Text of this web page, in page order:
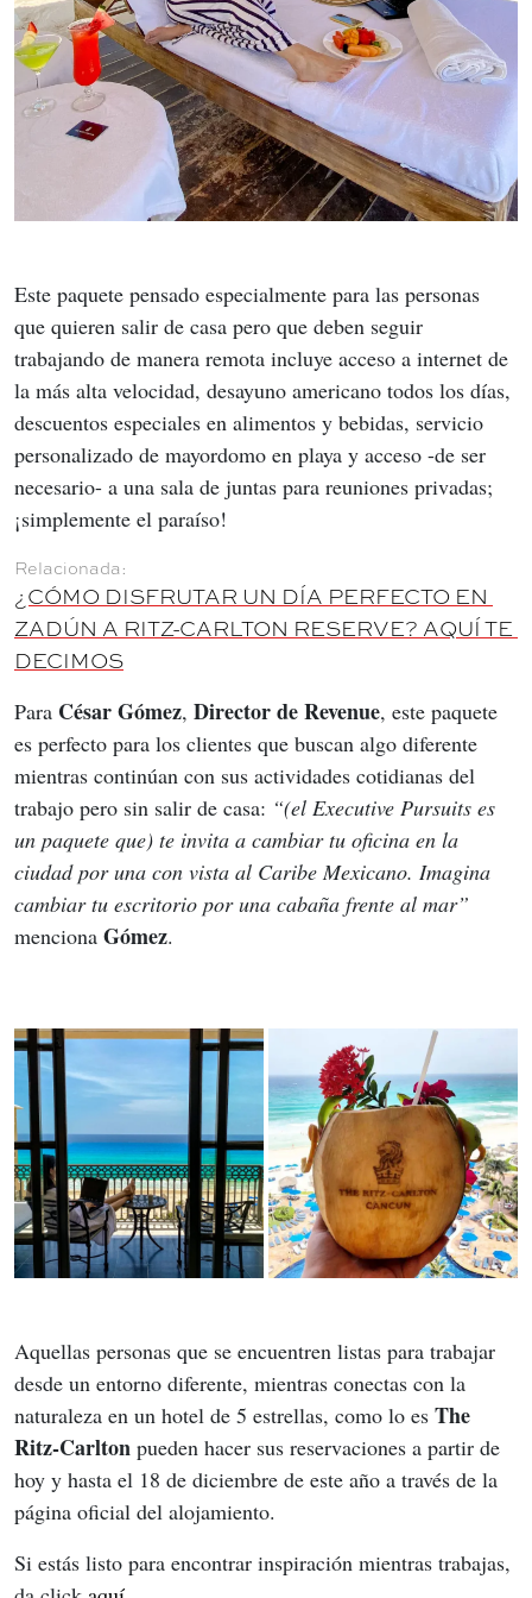
Este paquete pensado especialmente para las personas
que quieren salir de casa pero que deben seguir
trabajando de manera remota incluye acceso a internet de
la más alta velocidad, desayuno americano todos los días,
descuentos especiales en alimentos y bebidas, servicio
personalizado de mayordomo en playa y acceso -de ser
necesario- a una sala de juntas para reuniones privadas;
¡simplemente el paraíso!
¿CÓMO DISFRUTAR UN DÍA PERFECTO EN
ZADÚN A RITZ-CARLTON RESERVE? AQUÍ TE
DECIMOS
Para César Gómez, Director de Revenue, este paquete
es perfecto para los clientes que buscan algo diferente
mientras continúan con sus actividades cotidianas del
trabajo pero sin salir de casa: “(el Executive Pursuits es
un paquete que) te invita a cambiar tu oficina en la
ciudad por una con vista al Caribe Mexicano. Imagina
cambiar tu escritorio por una cabaña frente al mar”
menciona Gómez.
Aquellas personas que se encuentren listas para trabajar
desde un entorno diferente, mientras conectas con la
naturaleza en un hotel de 5 estrellas, como lo es The
Ritz-Carlton pueden hacer sus reservaciones a partir de
hoy y hasta el 18 de diciembre de este año a través de la
página oficial del alojamiento.
Si estás listo para encontrar inspiración mientras trabajas,